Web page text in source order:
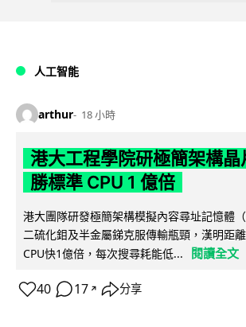
人工智能
arthur 18 小時
港大工程學院研極簡架構晶
勝標準 CPU 1 億倍
港大團隊研發極簡架構模擬內容尋址記憶體
二硫化鉬及半金屬銻克服傳輸瓶頸，漢明距
CPU快1億倍，每次搜尋耗能低...
閱讀全文
40 17 ↗ 分享